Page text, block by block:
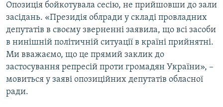
Опозиція бойкотувала сесію, не прийшовши до зали
засідань. «Президія облради у складі провладних
депутатів в своєму зверненні заявила, що всі засоби
в нинішній політичній ситуації в країні прийнятні.
Ми вважаємо, що це прямий заклик до
застосування репресій проти громадян України», –
мовиться у заяві опозиційних депутатів обласної
ради.